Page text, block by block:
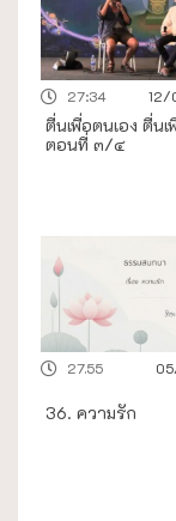
12/
27:34
ตื่นเพื่อตนเอง ตื่น
ตอนที่ ๓/๔
27.55
36. ความรัก